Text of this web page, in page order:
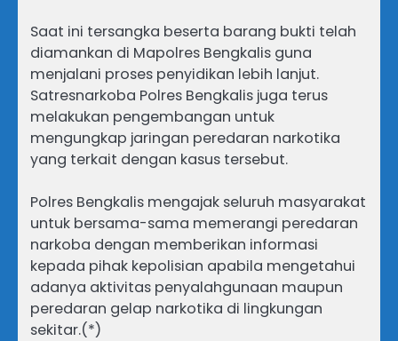
Saat ini tersangka beserta barang bukti telah
diamankan di Mapolres Bengkalis guna
menjalani proses penyidikan lebih lanjut.
Satresnarkoba Polres Bengkalis juga terus
melakukan pengembangan untuk
mengungkap jaringan peredaran narkotika
yang terkait dengan kasus tersebut.
Polres Bengkalis mengajak seluruh masyarakat
untuk bersama-sama memerangi peredaran
narkoba dengan memberikan informasi
kepada pihak kepolisian apabila mengetahui
adanya aktivitas penyalahgunaan maupun
peredaran gelap narkotika di lingkungan
sekitar.(*)